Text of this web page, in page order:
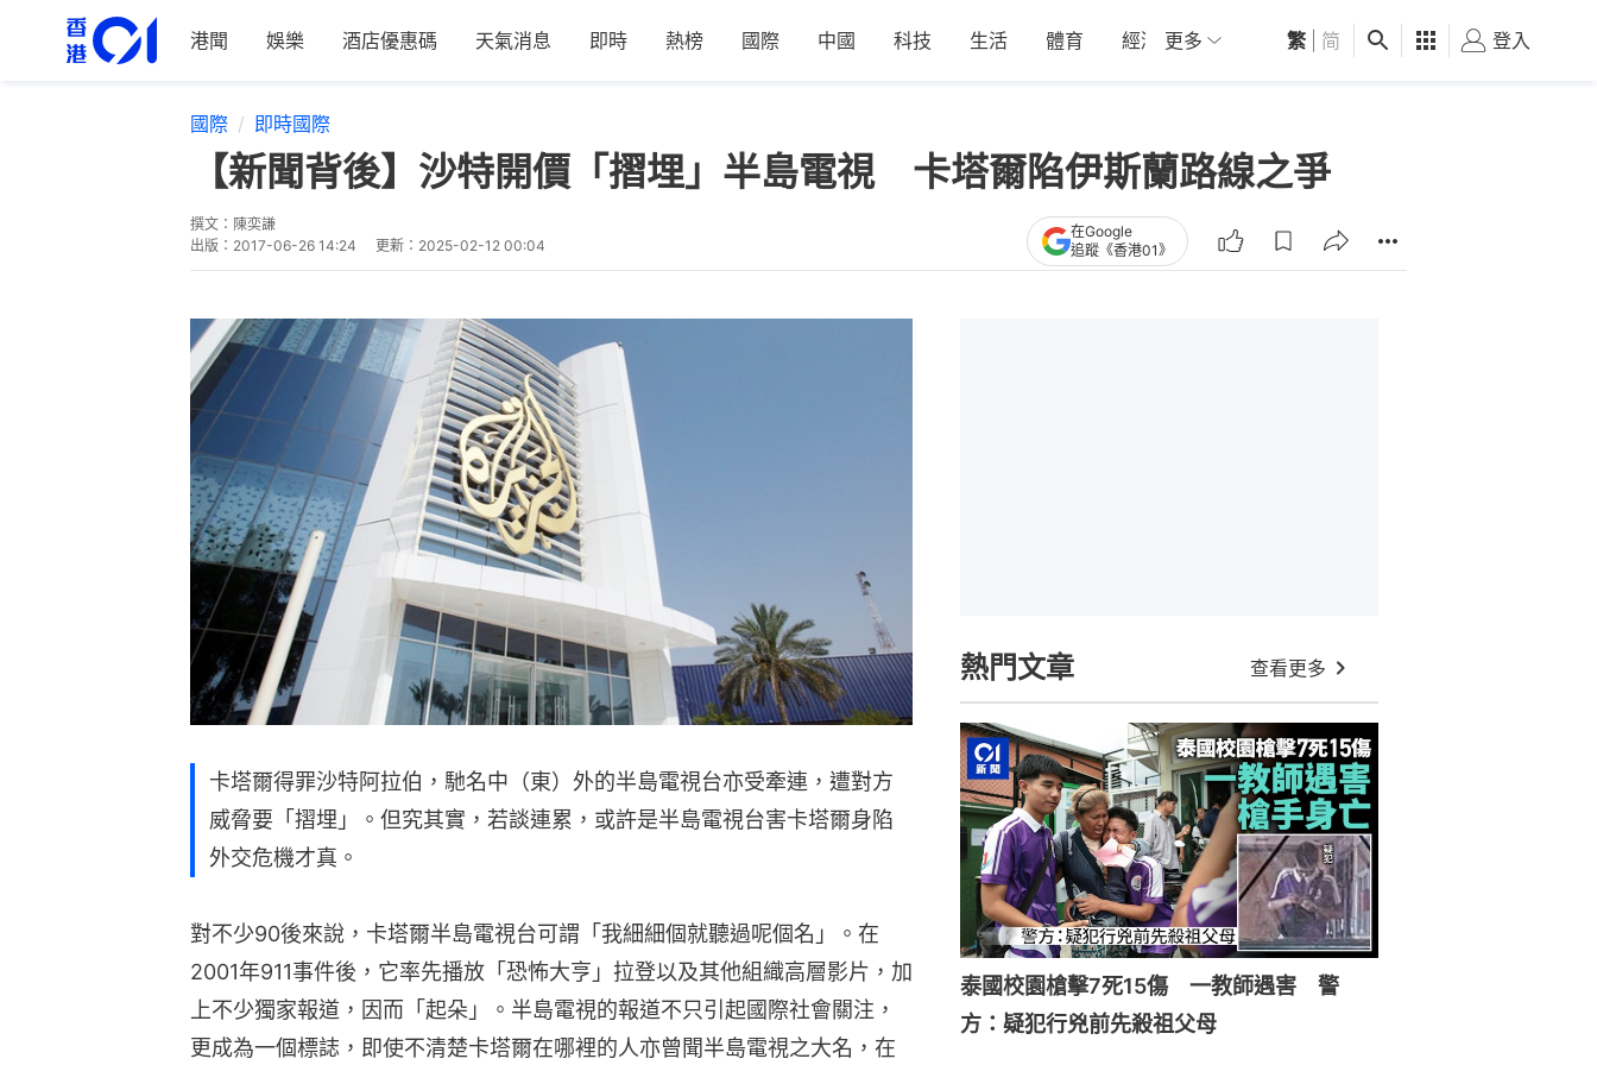
港聞 娛樂 酒店優惠碼 天氣消息 即時 熱榜 國際 中國 科技 生活 體育 經濟 01深圳 觀點 健康 好食玩飛
更多 繁 简 登入
國際 即時國際
【新聞背後】沙特開價「摺埋」半島電視 卡塔爾陷伊斯蘭路線之爭
撰文： 陳奕謙
出版： 2017-06-26 14:24 更新： 2025-02-12 00:04
在Google
追蹤《香港01》
卡塔爾得罪沙特阿拉伯，馳名中（東）外的半島電視台亦受牽連，遭對方
威脅要「摺埋」。但究其實，若談連累，或許是半島電視台害卡塔爾身陷
外交危機才真。
對不少90後來說，卡塔爾半島電視台可謂「我細細個就聽過呢個名」。在
2001年911事件後，它率先播放「恐怖大亨」拉登以及其他組織高層影片，加
上不少獨家報道，因而「起朵」。半島電視的報道不只引起國際社會關注，
更成為一個標誌，即使不清楚卡塔爾在哪裡的人亦曾聞半島電視之大名，在
熱門文章 查看更多
泰國校園槍擊7死15傷 一教師遇害 警
方：疑犯行兇前先殺祖父母